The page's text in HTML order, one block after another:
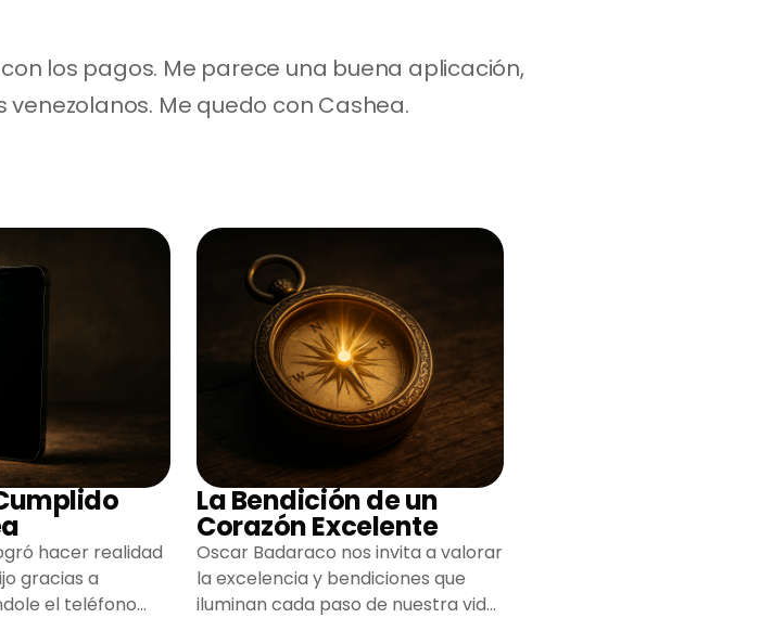
los pagos. Me parece una buena aplicación,
Me quedo con Cashea.
hacer realidad
gracias a
el teléfono
La Bendición de un
Corazón Excelente
Oscar Badaraco nos invita a valorar
la excelencia y bendiciones que
iluminan cada paso de nuestra vida,